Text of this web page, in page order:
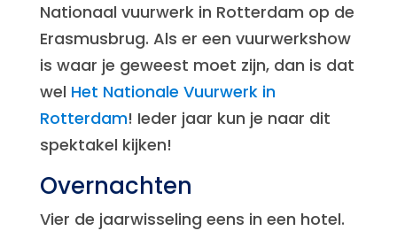
Nationaal vuurwerk in Rotterdam op de
Erasmusbrug. Als er een vuurwerkshow
is waar je geweest moet zijn, dan is dat
wel Het Nationale Vuurwerk in
Rotterdam! Ieder jaar kun je naar dit
spektakel kijken!
Overnachten
Vier de jaarwisseling eens in een hotel.